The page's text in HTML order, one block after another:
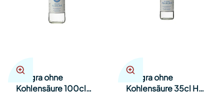
Allegra ohne
Kohlensäure 100cl
Allegra ohne
Kohlensäure 35cl Har